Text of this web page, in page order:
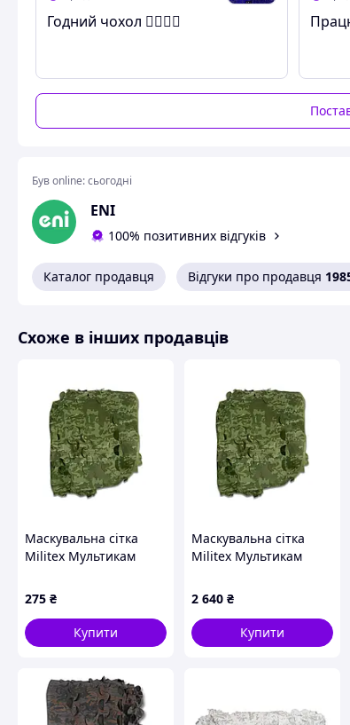
• Захист від спостереження –
багатошарова
теплопередачу.
навіть при тривалій роботі.
• Міцні матеріали –
виготовлений з
та морозу.
Годний чохол ☝🏼👍🏼
Був online:сьогодні
ENI
100% позитивних відгуків
Каталог продавця Відгуки про продавця
Схоже в інших продавців
Маскувальна сітка
Militex Мультикам
кв. м.)
275 ₴
Купити
Маскувальна сітка
Militex Мультикам
кв.м.)
2 640 ₴
Купити